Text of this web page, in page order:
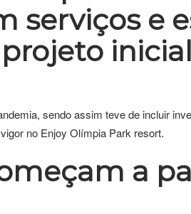
serviços e
sendo assim teve de incluir
no Enjoy Olímpia Park resort.
a